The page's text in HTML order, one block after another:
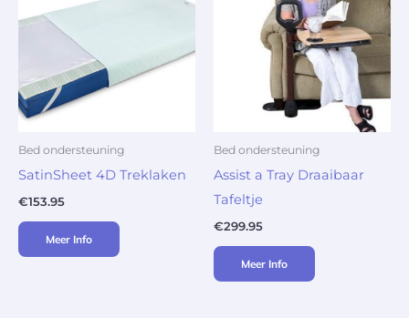
Bed ondersteuning
SatinSheet 4D Treklaken
€153.95
Meer Info
Bed ondersteuning
Assist a Tray Draaibaar
Tafeltje
€299.95
Meer Info